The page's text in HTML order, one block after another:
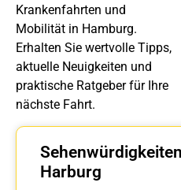
Krankenfahrten und
Mobilität in Hamburg.
Erhalten Sie wertvolle Tipps,
aktuelle Neuigkeiten und
praktische Ratgeber für Ihre
nächste Fahrt.
Harburg